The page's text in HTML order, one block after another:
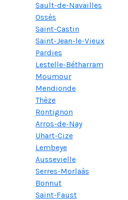
Sault-de-Navailles
Ossès
Saint-Castin
Saint-Jean-le-Vieux
Pardies
Lestelle-Bétharram
Moumour
Mendionde
Thèze
Rontignon
Arros-de-Nay
Uhart-Cize
Lembeye
Aussevielle
Serres-Morlaàs
Bonnut
Saint-Faust